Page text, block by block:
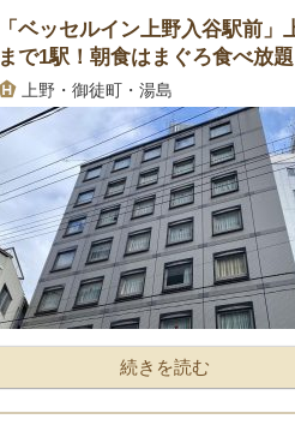
「ベッセルイン上野入谷駅前」
まで1駅！朝食はまぐろ食べ放題
上野・御徒町・湯島
続きを読む